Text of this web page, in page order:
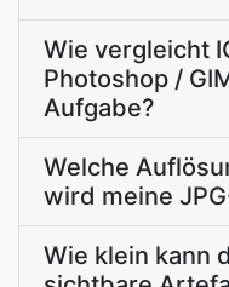
Wie vergleicht
Photoshop /
Aufgabe?
Welche
wird meine
Wie klein kann